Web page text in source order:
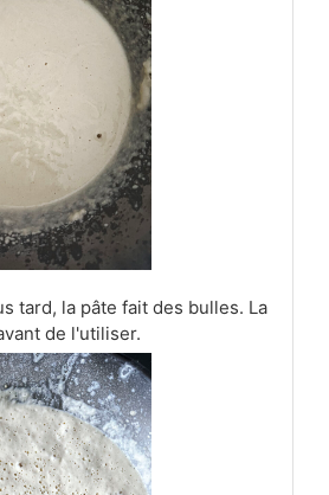
tard, la pâte fait des bulles. La
de l'utiliser.